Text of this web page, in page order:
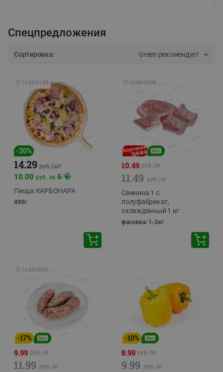
Спецпредложения
Сортировка: Green рекомендует
🕘 12:00-21:00
-30%
14.29 руб./шт
10.00 руб. за 6
Пицца КАРБОНАРА
490г
🕘 12:00-20:00
10.49 руб./кг
11.49 руб./кг
Свинина 1 с.
полуфабрикат,
охлажденный 1 кг
фасовка: 1-2кг
🕘 12:00-20:00
-17%
9.99 руб./кг
11.99 руб./кг
-10%
8.99 руб./кг
9.99 руб./кг